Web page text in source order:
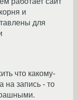
и
для
что какому-
на запись - то